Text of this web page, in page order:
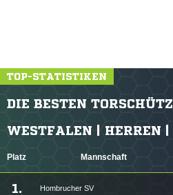
TOP-STATISTIKEN
DIE BESTEN
WESTFALEN | HERREN
Platz Mannschaft
1. Hombrucher SV